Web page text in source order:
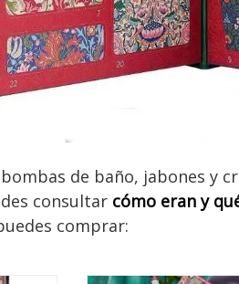
de baño, jabones y
consultar cómo eran y
comprar: